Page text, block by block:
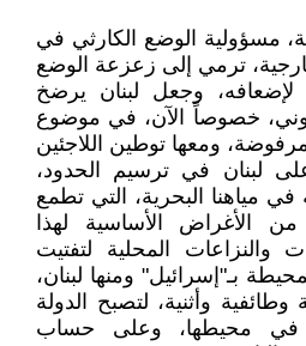
مسؤولية الوضع الكارثي في
ترمي إلى زعزعة الوضع
لإضعافه، وجعل لبنان يرضخ
خصوصاً الآن، في موضوع
ومعها توطين اللاجئين
لبنان في ترسيم الحدود،
في مياهنا البحرية، التي تطمع
الأغراض الأساسية لهذا
والنزاعات المحلية لتفتيت
بـ"إسرائيل" ومنها لبنان،
وطائفية وأثنية، لتصبح الدولة
في محيطها، وعلى حساب